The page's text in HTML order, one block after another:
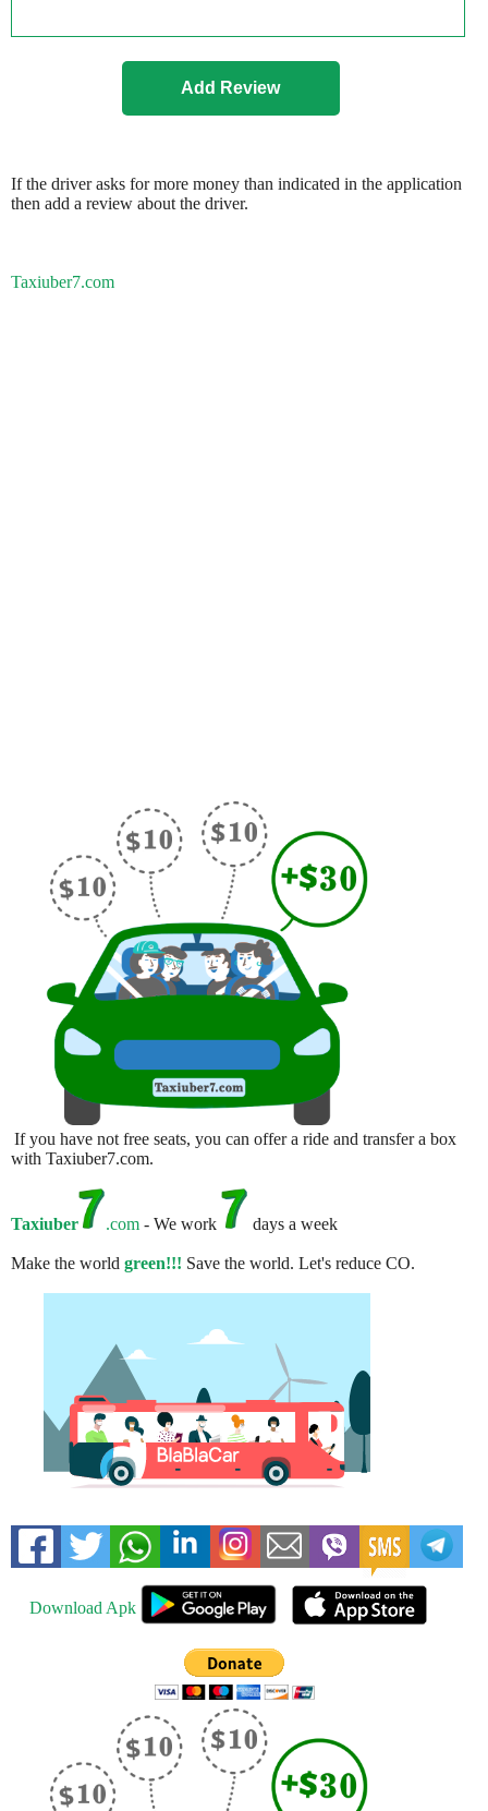
If the driver asks for more money than indicated in the application
then add a review about the driver.
Taxiuber7.com
If you have not free seats, you can offer a ride and transfer a box
with Taxiuber7.com.
Taxiuber .com - We work days a week
Make the world green!!! Save the world. Let's reduce CO.
Download Apk